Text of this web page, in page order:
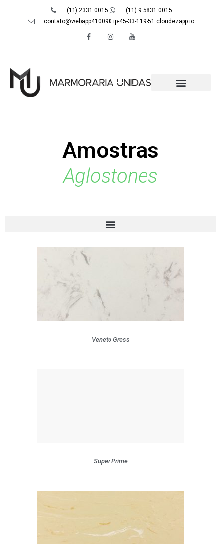
(11) 2331.0015
(11) 9 5831.0015
contato@webapp410090.ip-45-33-119-51.cloudezapp.io
Amostras
Aglostones
Veneto Gress
Super Prime